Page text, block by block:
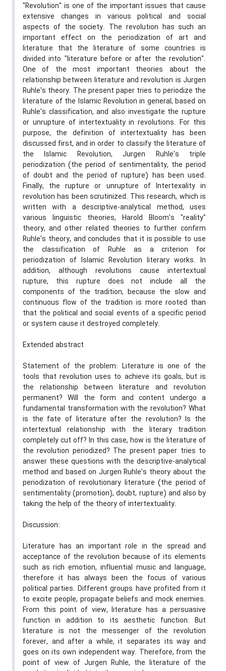
"Revolution" is one of the important issues that cause
extensive changes in various political and social
aspects of the society. The revolution has such an
important effect on the periodization of art and
literature that the literature of some countries is
divided into "literature before or after the revolution".
One of the most important theories about the
relationship between literature and revolution is Jurgen
Ruhle's theory. The present paper tries to periodize the
literature of the Islamic Revolution in general, based on
Ruhle's classification, and also investigate the rupture
or unrupture of intertextuality in revolutions. For this
purpose, the definition of intertextuality has been
discussed first, and in order to classify the literature of
the Islamic Revolution, Jurgen Ruhle's triple
periodization (the period of sentimentality, the period
of doubt and the period of rupture) has been used.
Finally, the rupture or unrupture of Intertexality in
revolution has been scrutinized. This research, which is
written with a descriptive-analytical method, uses
various linguistic theories, Harold Bloom's "reality"
theory, and other related theories to further confirm
Ruhle's theory, and concludes that it is possible to use
the classification of Ruhle as a criterion for
periodization of Islamic Revolution literary works. In
addition, although revolutions cause intertextual
rupture, this rupture does not include all the
components of the tradition, because the slow and
continuous flow of the tradition is more rooted than
that the political and social events of a specific period
or system cause it destroyed completely.
Extended abstract
Statement of the problem: Literature is one of the
tools that revolution uses to achieve its goals, but is
the relationship between literature and revolution
permanent? Will the form and content undergo a
fundamental transformation with the revolution? What
is the fate of literature after the revolution? Is the
intertextual relationship with the literary tradition
completely cut off? In this case, how is the literature of
the revolution periodized? The present paper tries to
answer these questions with the descriptive-analytical
method and based on Jurgen Ruhle’s theory about the
periodization of revolutionary literature (the period of
sentimentality (promotion), doubt, rupture) and also by
taking the help of the theory of intertextuality.
Discussion:
Literature has an important role in the spread and
acceptance of the revolution because of its elements
such as rich emotion, influential music and language,
therefore it has always been the focus of various
political parties. Different groups have profited from it
to excite people, propagate beliefs and mock enemies.
From this point of view, literature has a persuasive
function in addition to its aesthetic function. But
literature is not the messenger of the revolution
forever, and after a while, it separates its way and
goes on its own independent way. Therefore, from the
point of view of Jurgen Ruhle, the literature of the